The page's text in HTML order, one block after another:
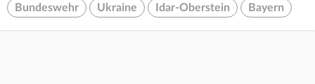
Bundeswehr Ukraine Idar-Oberstein Bayern